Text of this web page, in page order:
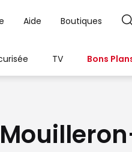
Aide Boutiques
TV Bons